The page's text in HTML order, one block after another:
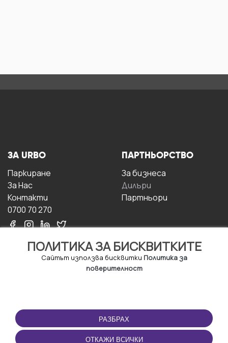
ПОЛИТИКА ЗА БИСКВИТКИТЕ
Сайтът използва бисквитки Политика за
поверителност
РАЗБРАХ
ОТКАЖИ ВСИЧКИ
ЗА URBO
Паркиране
За Hас
Контакти
0700 70 270
ПАРТНЬОРСТВО
За бизнесa
Дилъри
Партньори
ПОЛЗВАНЕ
Правила и условия за
ползване
ПРИЛОЖЕНИЕТО